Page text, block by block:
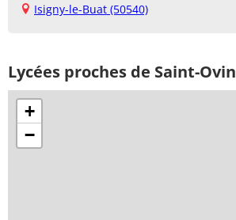
Isigny-le-Buat (50540)
Lycées proches de Saint-Ovin
+
−